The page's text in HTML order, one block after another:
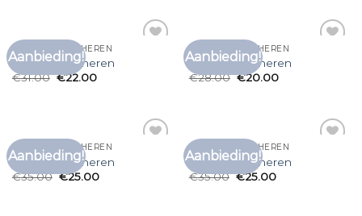
Aanbieding!
GAVE T SHIRTS HEREN
gave t shirts heren
€31.00 €22.00
Aanbieding!
GAVE T SHIRTS HEREN
gave t shirts heren
€28.00 €20.00
Aanbieding!
GAVE T SHIRTS HEREN
gave t shirts heren
€35.00 €25.00
Aanbieding!
GAVE T SHIRTS HEREN
gave t shirts heren
€35.00 €25.00